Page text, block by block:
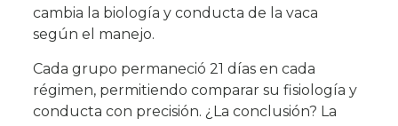
cambia la biología y conducta de la vaca
según el manejo.
Cada grupo permaneció 21 días en cada
régimen, permitiendo comparar su fisiología y
conducta con precisión. ¿La conclusión? La